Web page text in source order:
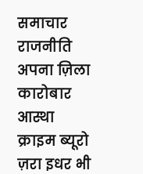
समाचार
राजनीति
अपना ज़िला
कारोबार
आस्था
क्राइम ब्यूरो
ज़रा इधर भी